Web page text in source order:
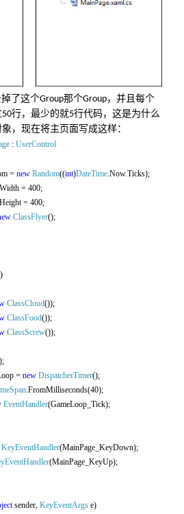
了这个Group那个Group，并且每个
50行，最少的就5行代码，这是为什么
，现在将主页面写成这样：
: UserControl
= new Random((int)DateTime.Now.Ticks);
= 400;
= 400;
ClassFlyer();
ClassCloud());
ClassFood());
ClassScrew());
= new DispatcherTimer();
.FromMilliseconds(40);
EventHandler(GameLoop_Tick);
KeyEventHandler(MainPage_KeyDown);
(MainPage_KeyUp);
sender, KeyEventArgs e)